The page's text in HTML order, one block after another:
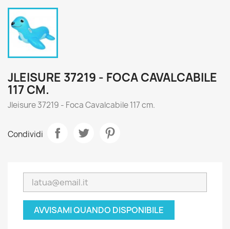
JLEISURE 37219 - FOCA CAVALCABILE
117 CM.
Jleisure 37219 - Foca Cavalcabile 117 cm.
Condividi
AVVISAMI QUANDO DISPONIBILE